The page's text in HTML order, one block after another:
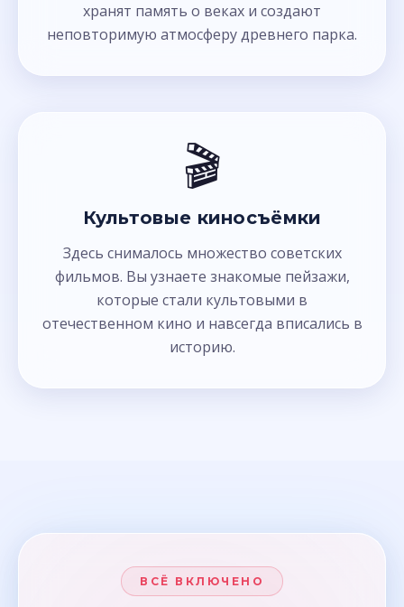
хранят память о веках и создают
неповторимую атмосферу древнего парка.
🎬
Культовые киносъёмки
Здесь снималось множество советских
фильмов. Вы узнаете знакомые пейзажи,
которые стали культовыми в
отечественном кино и навсегда вписались в
историю.
ВСЁ ВКЛЮЧЕНО